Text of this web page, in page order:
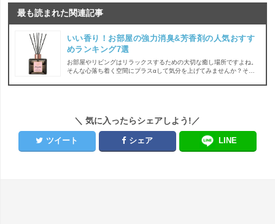
最も読まれた関連記事
いい香り！お部屋の強力消臭&芳香剤の人気おすす
めランキング7選
お部屋やリビングはリラックスするための大切な癒し場所ですよね。
そんな心落ち着く空間にプラスαして気分を上げてみませんか？そこ
です。とはいえ、甘い香りや爽やかな香りなど匂いの種類も様々なの
＼ 気に入ったらシェアしよう!／
ツイート シェア LINE